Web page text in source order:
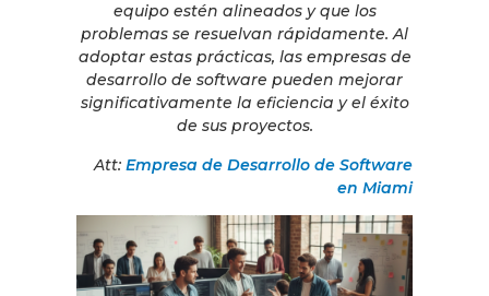
equipo estén alineados y que los
problemas se resuelvan rápidamente. Al
adoptar estas prácticas, las empresas de
desarrollo de software pueden mejorar
significativamente la eficiencia y el éxito
de sus proyectos.
Att: Empresa de Desarrollo de Software
en Miami